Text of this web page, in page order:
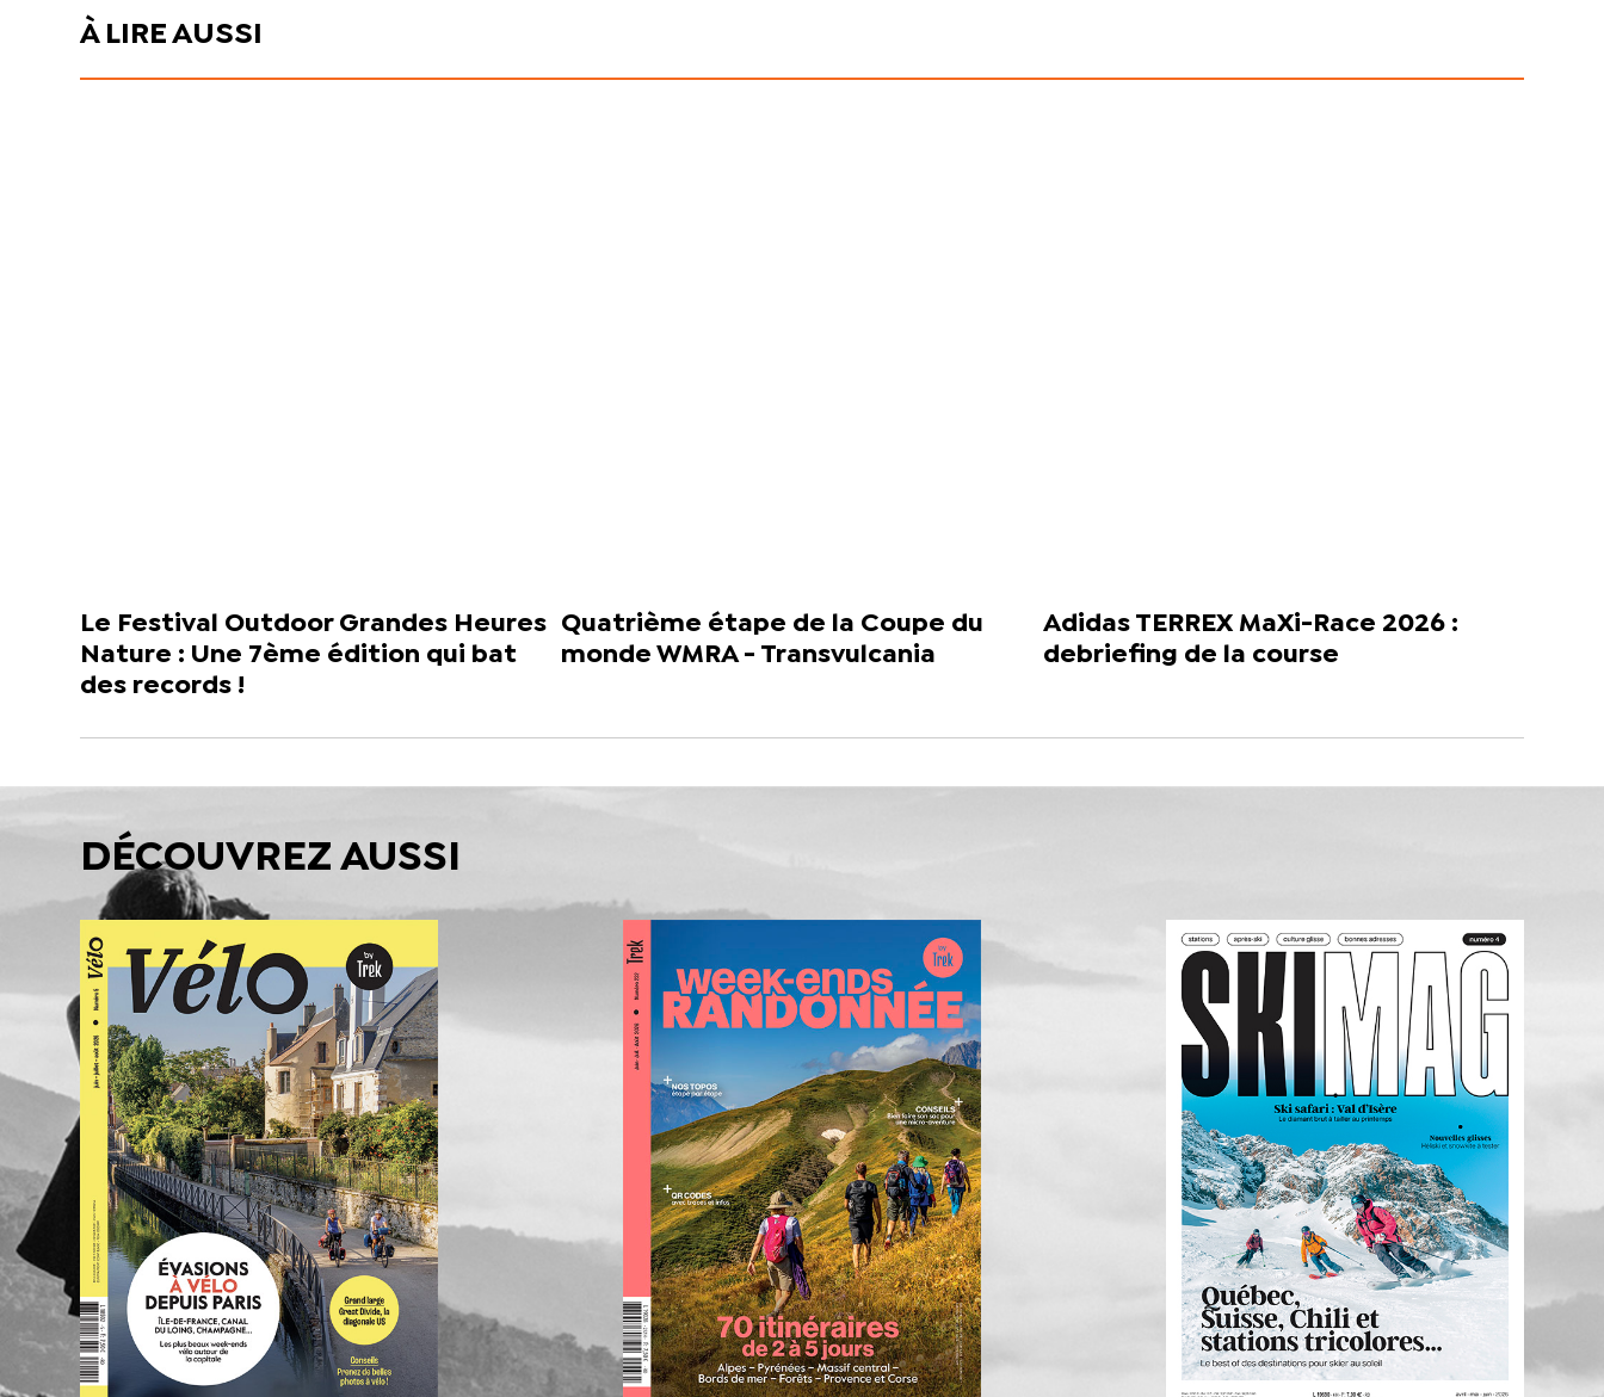
À LIRE AUSSI
Le Festival Outdoor Grandes Heures
Nature : Une 7ème édition qui bat
des records !
Quatrième étape de la Coupe du
monde WMRA - Transvulcania
Adidas TERREX MaXi-Race 2026 :
debriefing de la course
DÉCOUVREZ AUSSI